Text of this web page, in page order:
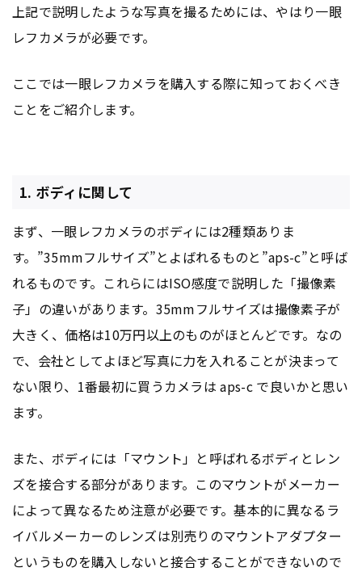
上記で説明したような写真を撮るためには、やはり一眼
レフカメラが必要です。
ここでは一眼レフカメラを購入する際に知っておくべき
ことをご紹介します。
1. ボディに関して
まず、一眼レフカメラのボディには2種類ありま
す。”35mmフルサイズ”とよばれるものと”aps-c”と呼ば
れるものです。これらにはISO感度で説明した「撮像素
子」の違いがあります。35mmフルサイズは撮像素子が
大きく、価格は10万円以上のものがほとんどです。なの
で、会社としてよほど写真に力を入れることが決まって
ない限り、1番最初に買うカメラは aps-c で良いかと思い
ます。
また、ボディには「マウント」と呼ばれるボディとレン
ズを接合する部分があります。このマウントがメーカー
によって異なるため注意が必要です。基本的に異なるラ
イバルメーカーのレンズは別売りのマウントアダプター
というものを購入しないと接合することができないので